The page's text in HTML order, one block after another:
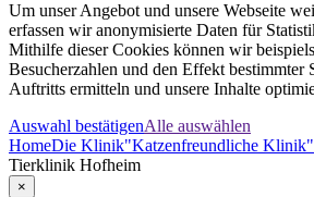
Um unser Angebot und unsere Webseite
erfassen wir anonymisierte Daten für
Mithilfe dieser Cookies können wir
Besucherzahlen und den Effekt bestimmter
Auftritts ermitteln und unsere Inhalte
Auswahl bestätigenAlle auswählen
HomeDie Klinik"Katzenfreundliche Klinik"
Tierklinik Hofheim
×